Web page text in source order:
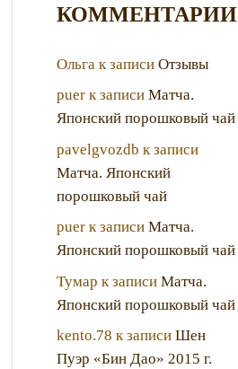
КОММЕНТАРИИ
Ольга к записи Отзывы
puerк записи Матча.
Японский порошковый чай
pavelgvozdb к записи
Матча. Японский
порошковый чай
puerк записи Матча.
Японский порошковый чай
Тумар к записи Матча.
Японский порошковый чай
kento.78 к записи Шен
Пуэр «Бин Дао» 2015 г.